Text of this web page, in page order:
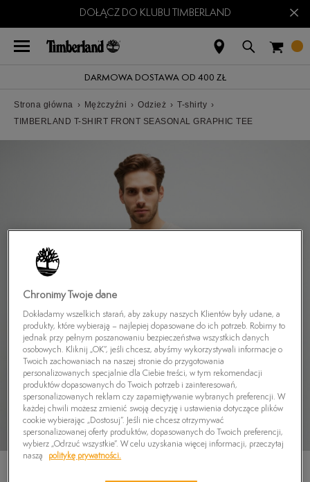
DOŁĄCZ DO KLUBU TIMBERLAND ×
DARMOWA DOSTAWA OD 400 ZŁ
Strona główna › Mężczyźni › Odzież › T-shirty ›
TIMBERLAND T-SHIRT FRONT SEASONAL GRAPHIC TEE
Chronimy Twoje dane
Dokładamy wszelkich starań, aby zakupy naszych Klientów były udane, a
produkty, które wybierają – najlepiej dopasowane do ich potrzeb. Robimy to
jednak przy pełnym poszanowaniu bezpieczeństwa wszystkich danych
osobowych. Kliknij „OK”, jeśli chcesz, abyśmy wykorzystywali informacje o
Twoich zachowaniach na naszej stronie do przygotowania
personalizowanych specjalnie dla Ciebie treści, w tym rekomendacji
produktów dopasowanych do Twoich potrzeb i zainteresowań,
spersonalizowanych reklam czy zapamiętywanie wybranych preferencji. W
każdej chwili możesz zmienić swoją decyzję i ustawienia dotyczące plików
cookie wybierając „Dostosuj”. Jeśli nie chcesz otrzymywać
spersonalizowanej oferty produktów, dopasowanych do Twoich preferencji,
wybierz „Odrzuć wszystkie”. W celu uzyskania więcej informacji, przeczytaj
naszą
politykę prywatności.